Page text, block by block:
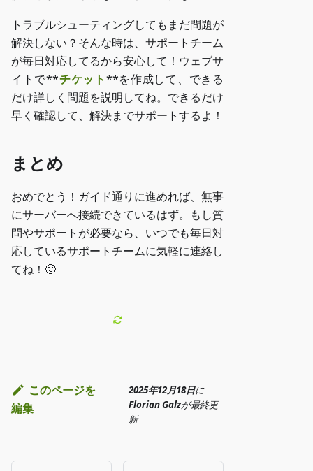
トラブルシューティングしてもまだ問題が
解決しない？そんな時は、サポートチーム
が毎日対応してるから安心して！ウェブサ
イトで**チケット**を作成して、できる
だけ詳しく問題を説明してね。できるだけ
早く確認して、解決までサポートするよ！
まとめ
おめでとう！ガイド通りに進めれば、無事
にサーバーへ接続できているはず。もし質
問やサポートが必要なら、いつでも毎日対
応しているサポートチームに気軽に連絡し
てね！🙂
このページを
編集
2025年12月18日に
Florian Galzが最終更
新